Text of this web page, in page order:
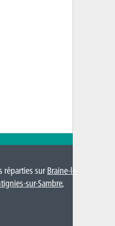
réparties surBraine-le-
sur-Sambre,